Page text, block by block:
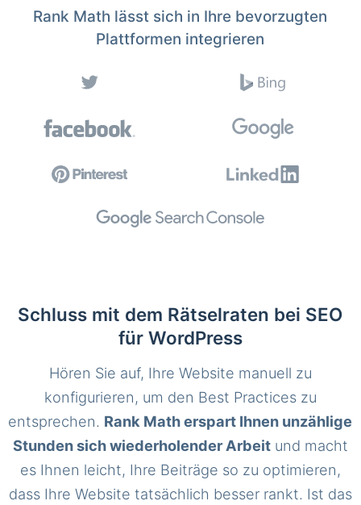
Rank Math lässt sich in Ihre bevorzugten
Plattformen integrieren
Schluss mit dem Rätselraten bei SEO
für WordPress
Hören Sie auf, Ihre Website manuell zu
konfigurieren, um den Best Practices zu
entsprechen. Rank Math erspart Ihnen unzählige
Stunden sich wiederholender Arbeitund macht
es Ihnen leicht, Ihre Beiträge so zu optimieren,
dass Ihre Website tatsächlich besser rankt. Ist das